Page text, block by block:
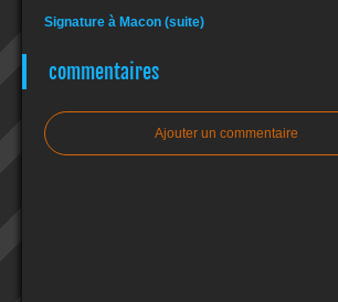
Signature à Macon (suite)
commentaires
Ajouter un commentaire